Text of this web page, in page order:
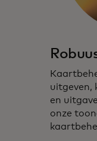
uitgeven,
en
onze